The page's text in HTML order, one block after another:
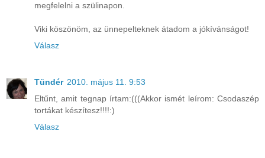
megfelelni a szülinapon.
Viki köszönöm, az ünnepelteknek átadom a jókívánságot!
Válasz
Tündér 2010. május 11. 9:53
Eltűnt, amit tegnap írtam:(((Akkor ismét leírom: Csodaszép
tortákat készítesz!!!!:)
Válasz